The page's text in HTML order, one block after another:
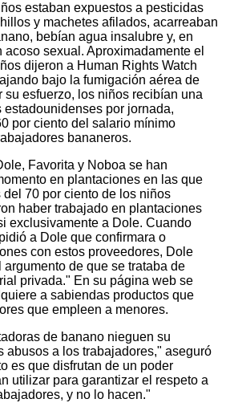
estaban expuestos a pesticidas
y machetes afilados, acarreaban
bebían agua insalubre y, en
sexual. Aproximadamente el
dijeron a Human Rights Watch
bajo la fumigación aérea de
su esfuerzo, los niños recibían una
estadounidenses por jornada,
por ciento del salario mínimo
bananeros.
Favorita y Noboa se han
en plantaciones en las que
70 por ciento de los niños
haber trabajado en plantaciones
exclusivamente a Dole. Cuando
a Dole que confirmara o
con estos proveedores, Dole
de que se trataba de
privada." En su página web se
a sabiendas productos que
que empleen a menores.
de banano nieguen su
abusos a los trabajadores," aseguró
es que disfrutan de un poder
utilizar para garantizar el respeto a
y no lo hacen."